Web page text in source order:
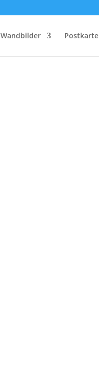
Wandbilder
Start/Shop/Fotoabzug/